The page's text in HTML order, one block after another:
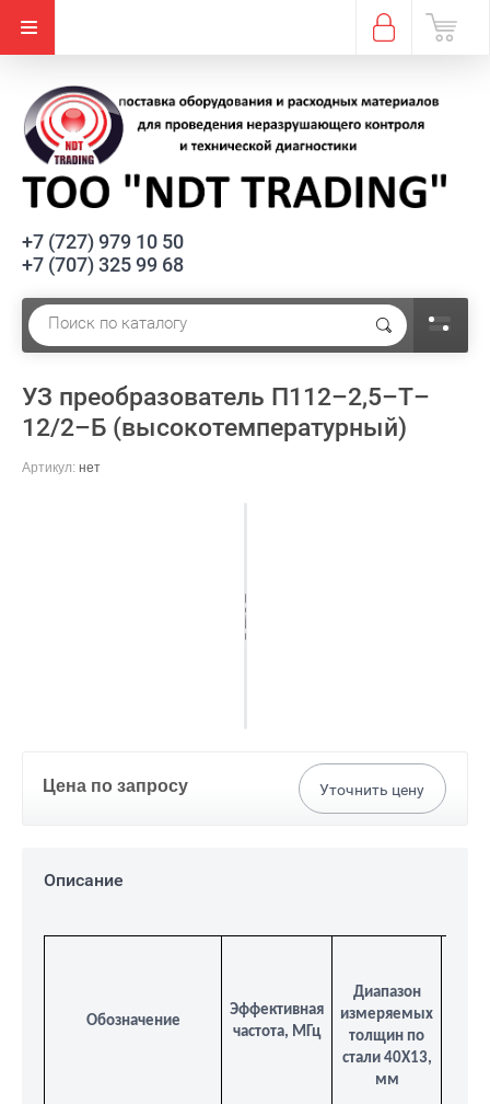
+7 (727) 979 10 50
+7 (707) 325 99 68
УЗ преобразователь П112–2,5–Т–
12/2–Б (высокотемпературный)
Артикул: нет
Цена по запросу Уточнить цену
Описание
Обозначение
Эффективная
частота, МГц
Диапазон
измеряемых
толщин по
стали 40Х13,
мм